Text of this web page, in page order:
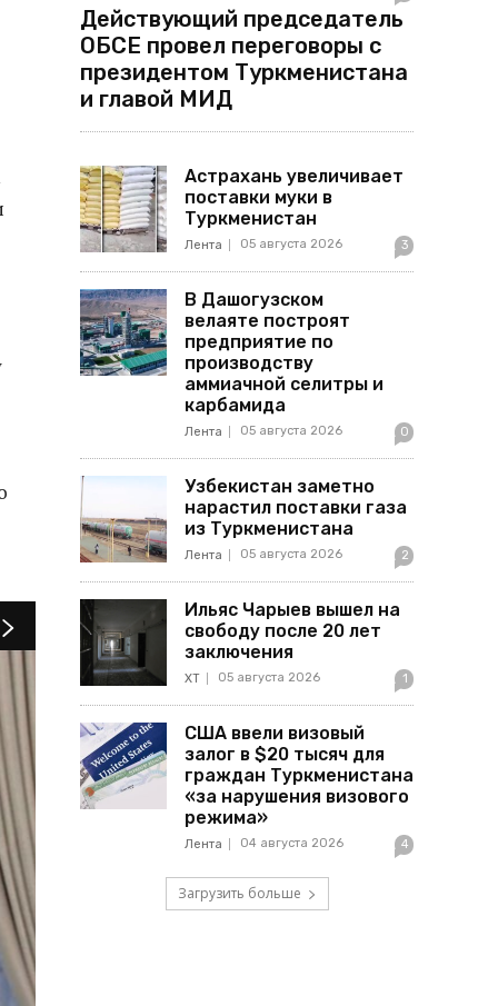
Действующий председатель
ОБСЕ провел переговоры с
президентом Туркменистана
и главой МИД
Астрахань увеличивает
поставки муки в
Туркменистан
Лента 05 августа 2026 3
В Дашогузском
велаяте построят
предприятие по
производству
аммиачной селитры и
карбамида
Лента 05 августа 2026 0
Узбекистан заметно
нарастил поставки газа
из Туркменистана
Лента 05 августа 2026 2
Ильяс Чарыев вышел на
свободу после 20 лет
заключения
ХТ 05 августа 2026 1
США ввели визовый
залог в $20 тысяч для
граждан Туркменистана
«за нарушения визового
режима»
Лента 04 августа 2026 4
Загрузить больше